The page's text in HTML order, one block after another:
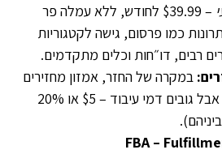
– $39.99 לחודש, ללא עמלה פר
כמו פרסום, גישה לקטגוריות
רבים, דו״חות וכלים מתקדמים.
במקרה של החזר, אמזון מחזירים
את עמלת ההפניה, אבל גובים דמי עיבוד – $5 או 20%